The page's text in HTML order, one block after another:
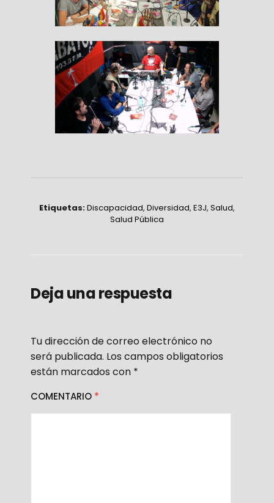
Etiquetas:Discapacidad, Diversidad, E3J, Salud,
Salud Pública
Deja una respuesta
Tu dirección de correo electrónico no
será publicada. Los campos obligatorios
están marcados con *
COMENTARIO *